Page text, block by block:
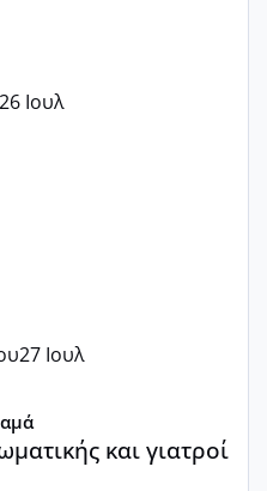
ιδιωτικό παιδικό στ
26 Ιουλ
27 Ιουλ
εμπερίες
και γιατροί